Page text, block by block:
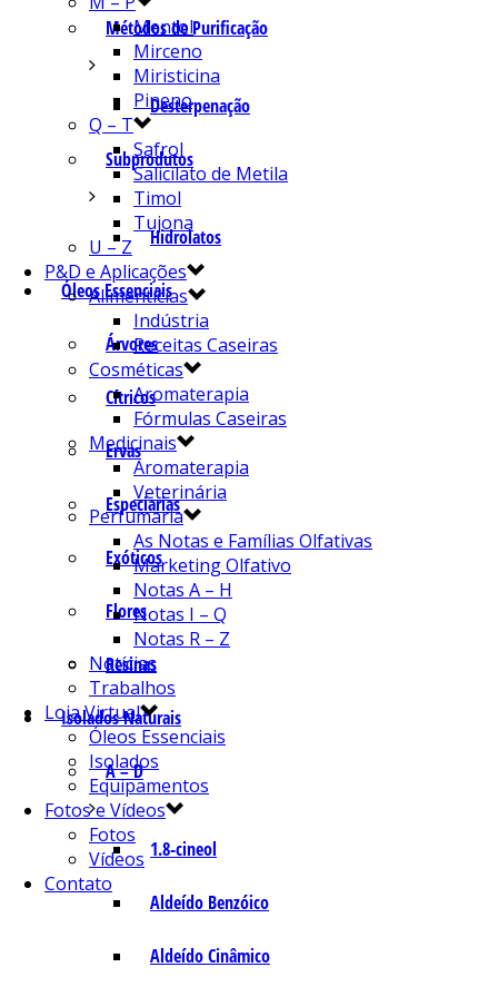
Métodos de Purificação
Desterpenação
Subprodutos
Hidrolatos
Óleos Essenciais
Árvores
Cítricos
Ervas
Especiarias
Exóticos
Flores
Resinas
Isolados Naturais
A – D
1.8-cineol
Aldeído Benzóico
Aldeído Cinâmico
Mentol
Mirceno
Miristicina
Pineno
Q – T
Safrol
Salicilato de Metila
Timol
Tujona
U – Z
P&D e Aplicações
Alimentícias
Indústria
Receitas Caseiras
Cosméticas
Aromaterapia
Fórmulas Caseiras
Medicinais
Aromaterapia
Veterinária
Perfumaria
As Notas e Famílias Olfativas
Marketing Olfativo
Notas A – H
Notas I – Q
Notas R – Z
Notícias
Trabalhos
Loja Virtual
Óleos Essenciais
Isolados
Equipamentos
Fotos e Vídeos
Fotos
Vídeos
Contato